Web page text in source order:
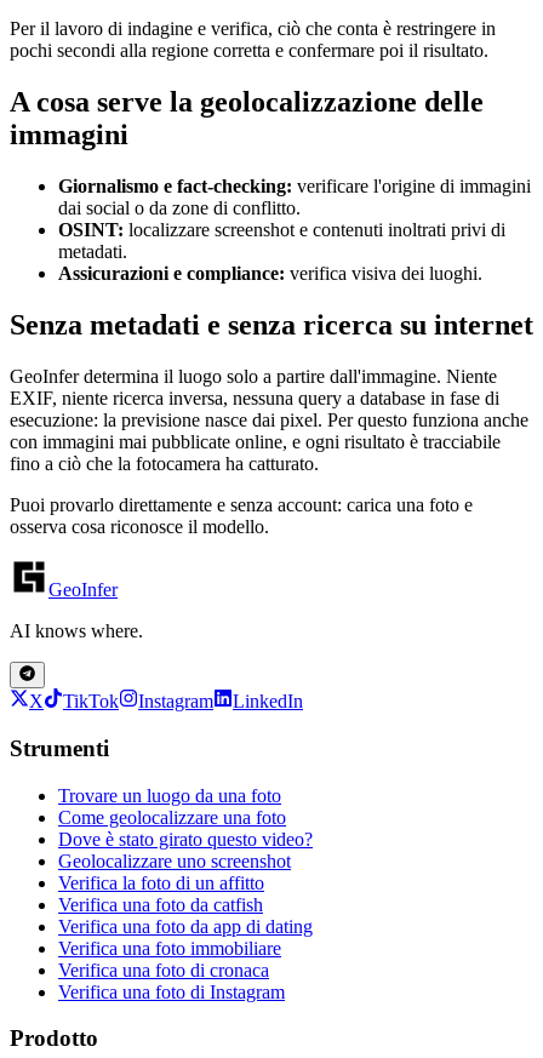
Per il lavoro di indagine e verifica, ciò che conta è restringere in
pochi secondi alla regione corretta e confermare poi il risultato.
A cosa serve la geolocalizzazione delle
immagini
Giornalismo e fact-checking: verificare l'origine di immagini
dai social o da zone di conflitto.
OSINT: localizzare screenshot e contenuti inoltrati privi di
metadati.
Assicurazioni e compliance: verifica visiva dei luoghi.
Senza metadati e senza ricerca su internet
GeoInfer determina il luogo solo a partire dall'immagine. Niente
EXIF, niente ricerca inversa, nessuna query a database in fase di
esecuzione: la previsione nasce dai pixel. Per questo funziona anche
con immagini mai pubblicate online, e ogni risultato è tracciabile
fino a ciò che la fotocamera ha catturato.
Puoi provarlo direttamente e senza account: carica una foto e
osserva cosa riconosce il modello.
GeoInfer
AI knows where.
X TikTok Instagram LinkedIn
Strumenti
Trovare un luogo da una foto
Come geolocalizzare una foto
Dove è stato girato questo video?
Geolocalizzare uno screenshot
Verifica la foto di un affitto
Verifica una foto da catfish
Verifica una foto da app di dating
Verifica una foto immobiliare
Verifica una foto di cronaca
Verifica una foto di Instagram
Prodotto